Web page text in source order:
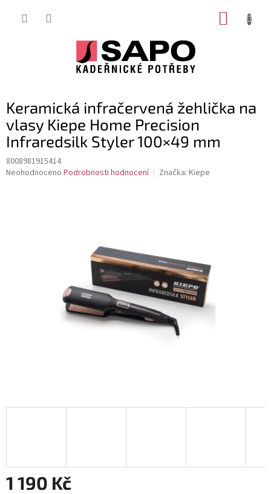
Keramická infračervená žehlička na
vlasy Kiepe Home Precision
Infraredsilk Styler 100×49 mm
8008981915414
Průměrné
Neohodnoceno Podrobnosti hodnocení Značka: Kiepe
1 190 Kč